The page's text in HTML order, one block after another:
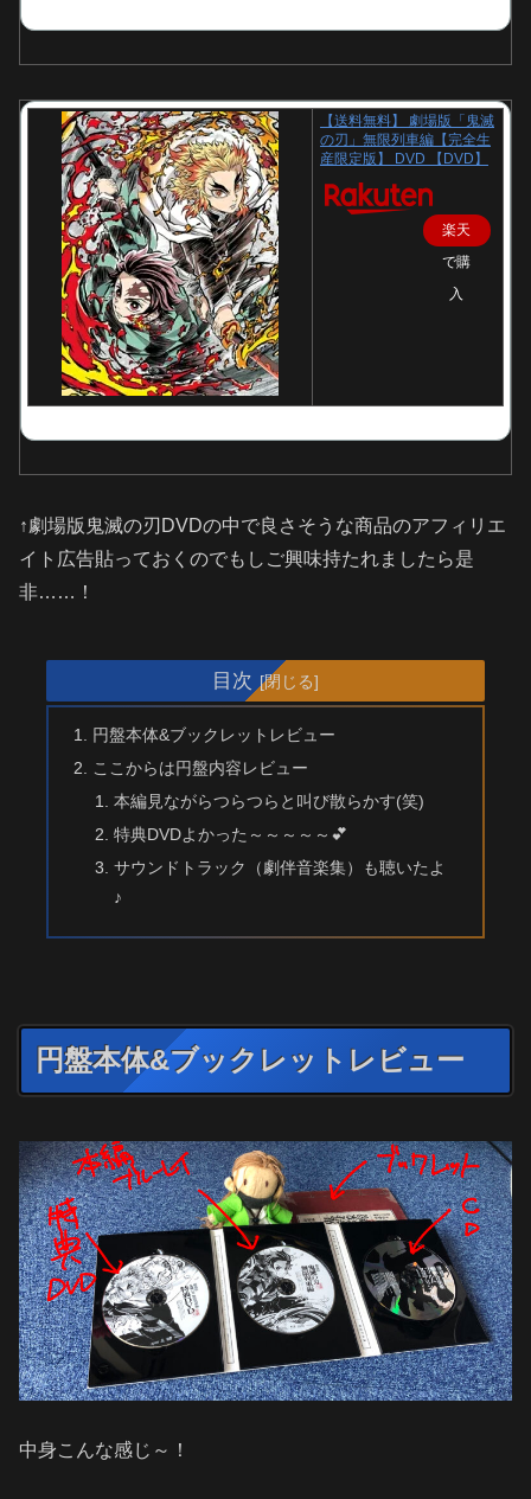
【送料無料】 劇場版「鬼滅
の刃」無限列車編【完全生
産限定版】 DVD 【DVD】
楽天
で購
入
↑劇場版鬼滅の刃DVDの中で良さそうな商品のアフィリエ
イト広告貼っておくのでもしご興味持たれましたら是
非……！
目次
円盤本体&ブックレットレビュー
ここからは円盤内容レビュー
本編見ながらつらつらと叫び散らかす(笑)
特典DVDよかった～～～～～💕
サウンドトラック（劇伴音楽集）も聴いたよ
♪
円盤本体&ブックレットレビュー
中身こんな感じ～！